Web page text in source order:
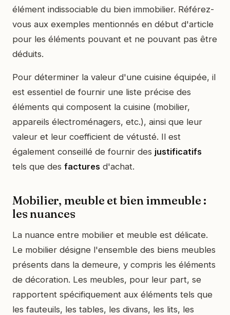
élément indissociable du bien immobilier. Référez-
vous aux exemples mentionnés en début d'article
pour les éléments pouvant et ne pouvant pas être
déduits.
Pour déterminer la valeur d'une cuisine équipée, il
est essentiel de fournir une liste précise des
éléments qui composent la cuisine (mobilier,
appareils électroménagers, etc.), ainsi que leur
valeur et leur coefficient de vétusté. Il est
également conseillé de fournir des justificatifs
tels que des factures d'achat.
Mobilier, meuble et bien immeuble :
les nuances
La nuance entre mobilier et meuble est délicate.
Le mobilier désigne l'ensemble des biens meubles
présents dans la demeure, y compris les éléments
de décoration. Les meubles, pour leur part, se
rapportent spécifiquement aux éléments tels que
les fauteuils, les tables, les divans, les lits, les